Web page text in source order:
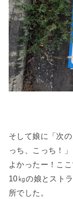
そして娘に「次
っち、こっち！
よかったー！こ
10㎏の娘とスト
所でした。